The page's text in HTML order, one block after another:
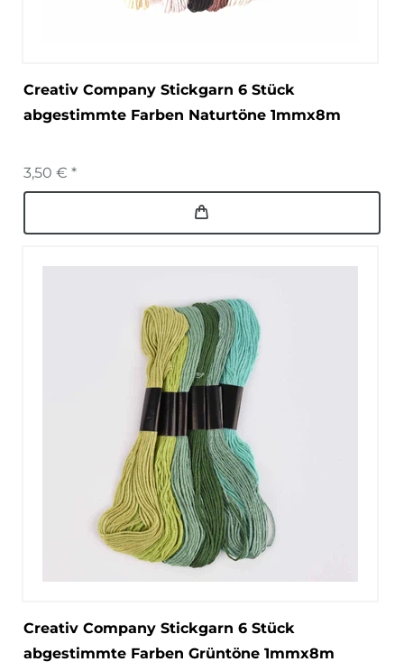
Creativ Company Stickgarn 6 Stück
abgestimmte Farben Naturtöne 1mmx8m
3,50 € *
Creativ Company Stickgarn 6 Stück
abgestimmte Farben Grüntöne 1mmx8m